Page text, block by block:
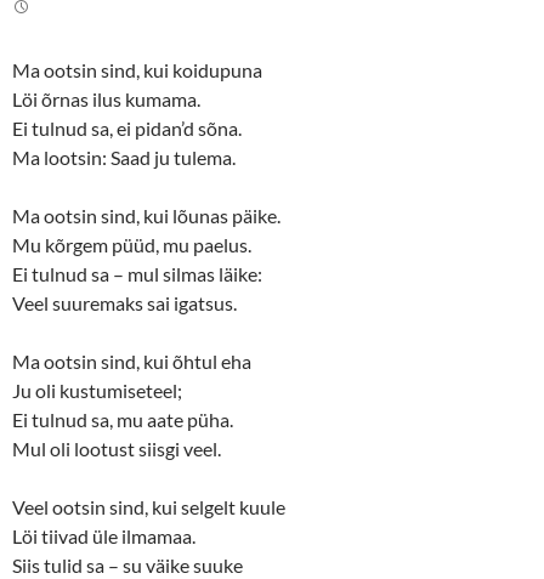
Ma ootsin sind, kui koidupuna
Löi õrnas ilus kumama.
Ei tulnud sa, ei pidan’d sõna.
Ma lootsin: Saad ju tulema.
Ma ootsin sind, kui lõunas päike.
Mu kõrgem püüd, mu paelus.
Ei tulnud sa – mul silmas läike:
Veel suuremaks sai igatsus.
Ma ootsin sind, kui õhtul eha
Ju oli kustumiseteel;
Ei tulnud sa, mu aate püha.
Mul oli lootust siisgi veel.
Veel ootsin sind, kui selgelt kuule
Löi tiivad üle ilmamaa.
Siis tulid sa – su väike suuke